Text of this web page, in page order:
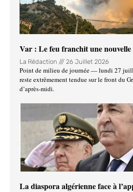
Var : Le feu franchit une nouvelle
La Rédaction 26 Juillet 2026
Point de milieu de journée — lundi 27
reste extrêmement tendue sur le front du
d’après-midi.
La diaspora algérienne face à